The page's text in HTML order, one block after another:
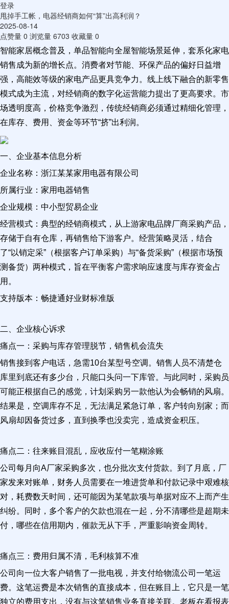
登录
甩掉手工帐，电器经销商如何“算”出高利润？
2025-08-14
点赞量 0 浏览量 6703 收藏量 0
智能家居概念普及，单品智能向全屋智能场景延伸，套系化家电
销售成为新的增长点。消费者对节能、环保产品的偏好日益增
强，高能效等级的家电产品更具竞争力。线上线下融合的新零售
模式成为主流，对经销商的数字化运营能力提出了更高要求。市
场透明度高，价格竞争激烈，传统经销商必须通过精细化管理，
在库存、费用、资金等环节“挤”出利润。
一、企业基本信息分析
企业名称：浙江某某家用电器有限公司
所属行业：家用电器销售
企业规模：中小型贸易企业
经营模式：典型的经销商模式，从上游家电品牌厂商采购产品，
存储于自有仓库，再销售给下游客户。经营策略灵活，结合
了“以销定采”（根据客户订单采购）与“备货采购”（根据市场预
测备货）两种模式，旨在平衡客户需求响应速度与库存资金占
用。
支持版本：畅捷通好业财标准版
二、企业核心诉求
痛点一：采购与库存管理脱节，销售机会流失
销售接到客户电话，急需10台某型号空调。销售人员不清楚仓
库里到底还有多少台，只能口头问一下库管。与此同时，采购员
可能正根据自己的感觉，计划采购另一款他认为会畅销的风扇。
结果是，空调库存不足，无法满足紧急订单，客户转向别家；而
风扇却因备货过多，直到换季也没卖完，造成资金积压。
痛点二：往来账目混乱，应收应付一笔糊涂账
公司每月向A厂家采购多次，也分批次支付货款。到了月底，厂
家发来对账单，财务人员需要在一堆进货单和付款记录中艰难核
对，耗费数天时间，还可能因为某笔款项与单据对应不上而产生
纠纷。同时，多个客户的欠款也混在一起，分不清哪些是超期未
付，哪些在信用期内，催款无从下手，严重影响资金周转。
痛点三：费用归属不清，毛利核算不准
公司向一位大客户销售了一批电视，并支付给物流公司一笔运
费。这笔运费是本次销售的直接成本，但在账目上，它只是一笔
独立的费用支出，没有与这笔销售业务直接关联。老板在看报表